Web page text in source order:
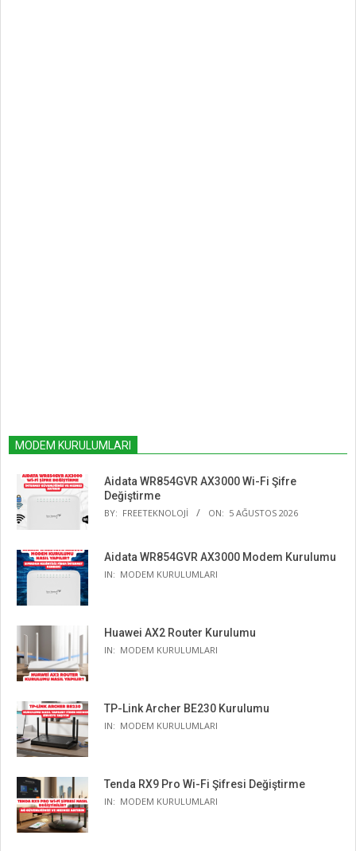
MODEM KURULUMLARI
Aidata WR854GVR AX3000 Wi-Fi Şifre
Değiştirme
BY: FREETEKNOLOJI ON: 5 AĞUSTOS 2026
Aidata WR854GVR AX3000 Modem Kurulumu
IN: MODEM KURULUMLARI
Huawei AX2 Router Kurulumu
IN: MODEM KURULUMLARI
TP-Link Archer BE230 Kurulumu
IN: MODEM KURULUMLARI
Tenda RX9 Pro Wi-Fi Şifresi Değiştirme
IN: MODEM KURULUMLARI